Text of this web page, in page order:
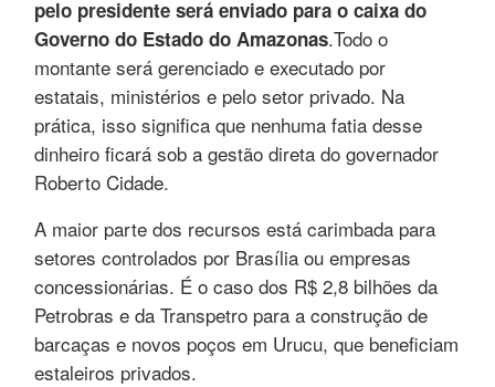
pelo presidente será enviado para o caixa do
Governo do Estado do Amazonas.Todo o
montante será gerenciado e executado por
estatais, ministérios e pelo setor privado. Na
prática, isso significa que nenhuma fatia desse
dinheiro ficará sob a gestão direta do governador
Roberto Cidade.
A maior parte dos recursos está carimbada para
setores controlados por Brasília ou empresas
concessionárias. É o caso dos R$ 2,8 bilhões da
Petrobras e da Transpetro para a construção de
barcaças e novos poços em Urucu, que beneficiam
estaleiros privados.